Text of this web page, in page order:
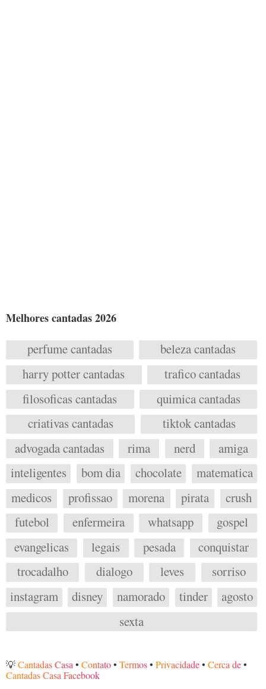
Melhores cantadas 2026
perfume cantadas
beleza cantadas
harry potter cantadas
trafico cantadas
filosoficas cantadas
quimica cantadas
criativas cantadas
tiktok cantadas
advogada cantadas
rima nerd
amiga
inteligentes
bom dia chocolate
matematica
medicos
profissao morena pirata
crush
futebol
enfermeira whatsapp
gospel
evangelicas
legais pesada
conquistar
trocadalho
dialogo leves
sorriso
instagram
disney namorado tinder
agosto
sexta
💡Cantadas Casa • Contato• Termos• Privacidade• Cerca de•
Cantadas Casa Facebook